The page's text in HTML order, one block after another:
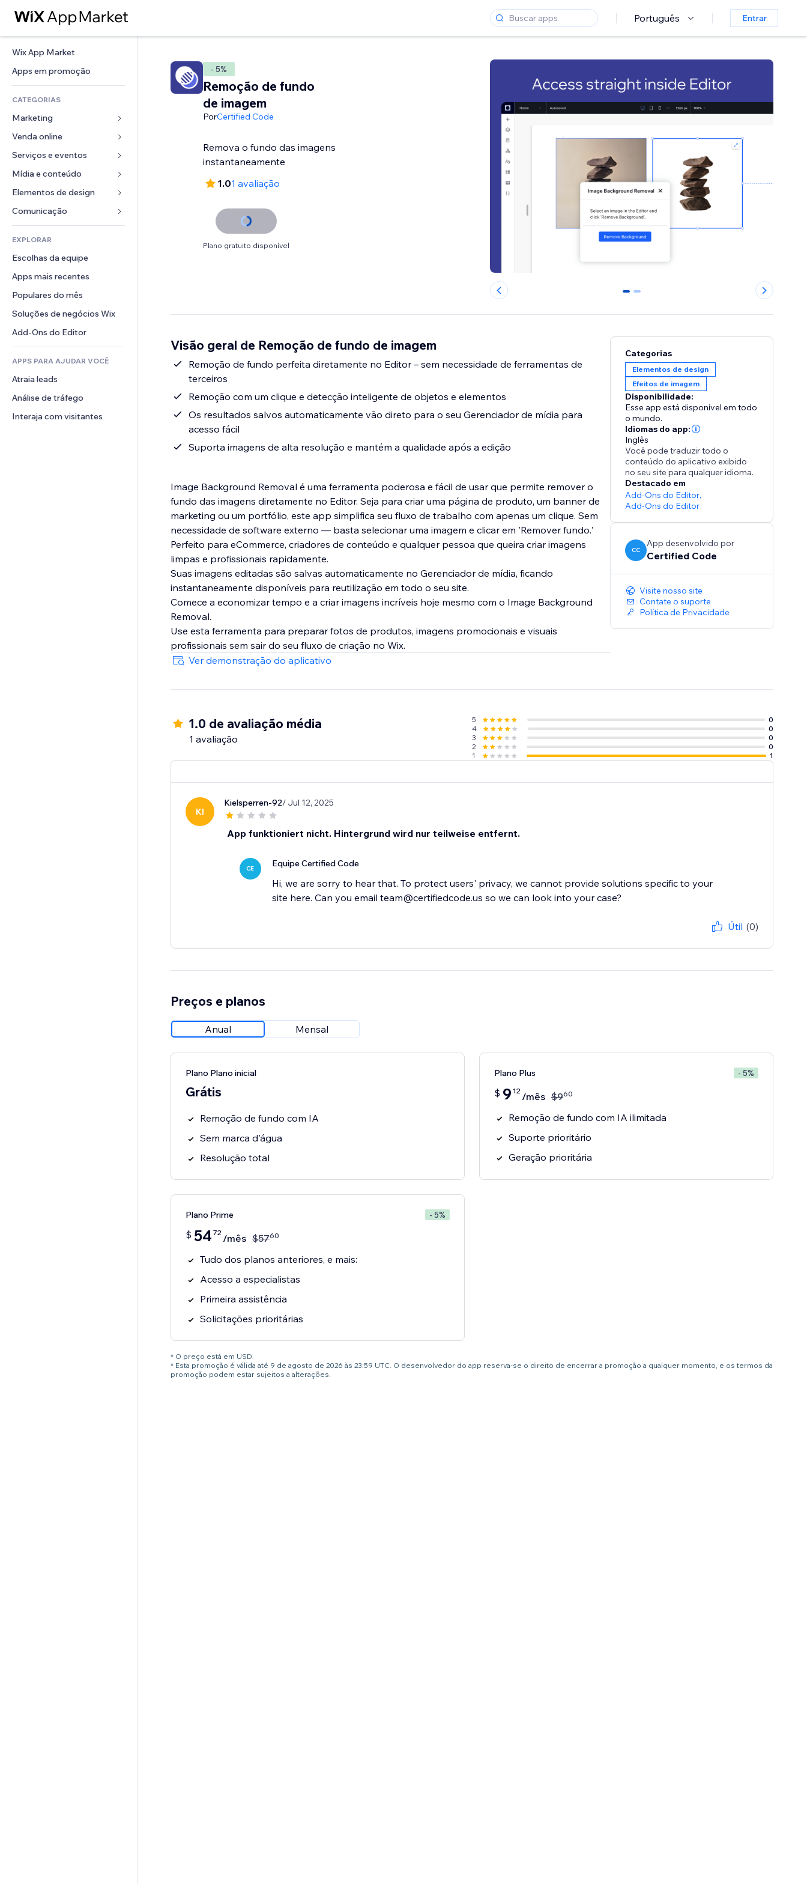
Português Entrar
Wix App Market
Apps em promoção
CATEGORIAS
Marketing
Anúncios
Mobile
Análises
Listas do site
Email
Venda online
Apps para lojas
Frete e entrega
Botões de venda
Contabilidade
Cupons e fidelidade
Soluções de armazenamento
Serviços e eventos
Hotéis
Eventos
Restaurantes
Imobiliária
Meus agendamentos
Mídia e conteúdo
Galeria
Músicas
Podcasts
Fotografia
Vídeo
PDF
Compartilhamento de arquivos
Notícias
Elementos de design
Mapas e navegação
Privacidade e segurança
Relógio
Templates de página
Efeitos de imagem
Botões e menus
Banners e selos
Calculadoras
Busca
Previsão do tempo
Tabelas e gráficos
Formulários
Enquetes
Chat
Comentários
Telefone
Comunidade
Avaliações e depoimentos
CRM
EXPLORAR
Escolhas da equipe
Apps mais recentes
Populares do mês
Soluções de negócios Wix
Add-Ons do Editor
APPS PARA AJUDAR VOCÊ
Atraia leads
Análise de tráfego
Interaja com visitantes
- 5%
Remoção de fundo
de imagem
PorCertified Code
Remova o fundo das imagens
instantaneamente
1.01 avaliação
Plano gratuito disponível
0 1
Visão geral de Remoção de fundo de imagem
Remoção de fundo perfeita diretamente no Editor – sem necessidade de ferramentas de
terceiros
Remoção com um clique e detecção inteligente de objetos e elementos
Os resultados salvos automaticamente vão direto para o seu Gerenciador de mídia para
acesso fácil
Suporta imagens de alta resolução e mantém a qualidade após a edição
Image Background Removal é uma ferramenta poderosa e fácil de usar que permite remover o
fundo das imagens diretamente no Editor. Seja para criar uma página de produto, um banner de
marketing ou um portfólio, este app simplifica seu fluxo de trabalho com apenas um clique. Sem
necessidade de software externo — basta selecionar uma imagem e clicar em 'Remover fundo.'
Perfeito para eCommerce, criadores de conteúdo e qualquer pessoa que queira criar imagens
limpas e profissionais rapidamente.
Suas imagens editadas são salvas automaticamente no Gerenciador de mídia, ficando
instantaneamente disponíveis para reutilização em todo o seu site.
Comece a economizar tempo e a criar imagens incríveis hoje mesmo com o Image Background
Removal.
Use esta ferramenta para preparar fotos de produtos, imagens promocionais e visuais
profissionais sem sair do seu fluxo de criação no Wix.
Ver demonstração do aplicativo
Categorias
Elementos de design
Efeitos de imagem
Disponibilidade:
Esse app está disponível em todo
o mundo.
Idiomas do app:
Inglês
Você pode traduzir todo o
conteúdo do aplicativo exibido
no seu site para qualquer idioma.
Destacado em
Add-Ons do Editor,
Add-Ons do Editor
CC
App desenvolvido por
Certified Code
Visite nosso site
Contate o suporte
Política de Privacidade
1.0 de avaliação média
1 avaliação
5
0
4
0
3
0
2
0
1
1
KI
Kielsperren-92/ Jul 12, 2025
App funktioniert nicht. Hintergrund wird nur teilweise entfernt.
CE Equipe Certified Code
Hi, we are sorry to hear that. To protect users' privacy, we cannot provide solutions specific to your
site here. Can you email team@certifiedcode.us so we can look into your case?
Útil (0)
Preços e planos
Anual Mensal
Plano Plano inicial
Grátis
Remoção de fundo com IA
Sem marca d'água
Resolução total
Plano Plus - 5%
$ 9 12 /mês $960
Remoção de fundo com IA ilimitada
Suporte prioritário
Geração prioritária
Plano Prime - 5%
$ 54 72 /mês $5760
Tudo dos planos anteriores, e mais:
Acesso a especialistas
Primeira assistência
Solicitações prioritárias
* O preço está em USD.
* Esta promoção é válida até 9 de agosto de 2026 às 23:59 UTC. O desenvolvedor do app reserva-se o direito de encerrar a promoção a qualquer momento, e os termos da
promoção podem estar sujeitos a alterações.